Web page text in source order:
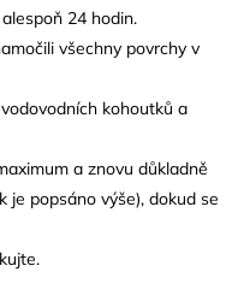
24 hodin.
všechny povrchy v
kohoutků a
a znovu důkladně
je popsáno výše), dokud se